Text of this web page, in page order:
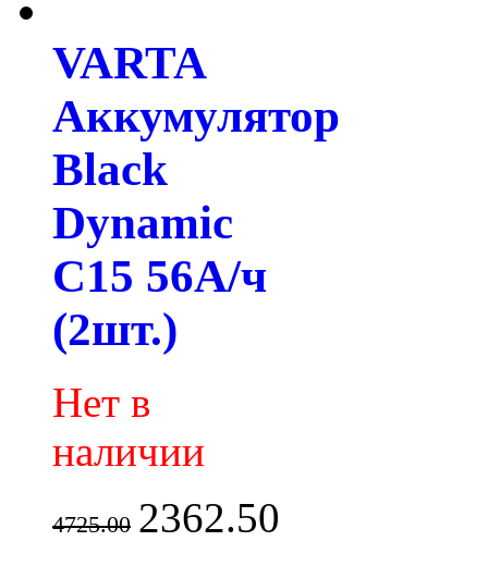
VARTA
Аккумулятор
Black
Dynamic
C15 56А/ч
(2шт.)
Нет в
наличии
4725.00 2362.50